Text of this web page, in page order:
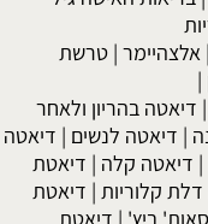
| אלצהיימר |טרשת
|
| דיאטה בהריון ולאחר
| דיאטה לנשים | דיאטה
| דיאטה קלה | דיאטת
קלוריות | דיאטת
ביץ' | דיאטת